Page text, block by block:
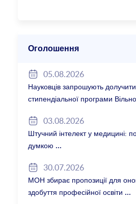
Оголошення
05.08.2026
Науковців запрошують
стипендіальної програми
03.08.2026
Штучний інтелект у медицині:
думкою
30.07.2026
МОН збирає пропозиції для
здобуття професійної освіти